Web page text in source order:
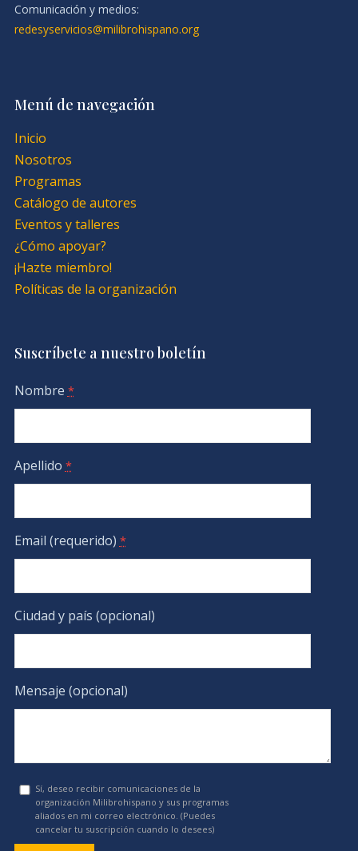
Comunicación y medios:
redesyservicios@milibrohispano.org
Menú de navegación
Inicio
Nosotros
Programas
Catálogo de autores
Eventos y talleres
¿Cómo apoyar?
¡Hazte miembro!
Políticas de la organización
Suscríbete a nuestro boletín
Nombre *
Apellido *
Email (requerido) *
Ciudad y país (opcional)
Mensaje (opcional)
Sí, deseo recibir comunicaciones de la
organización Milibrohispano y sus programas
aliados en mi correo electrónico. (Puedes
cancelar tu suscripción cuando lo desees)